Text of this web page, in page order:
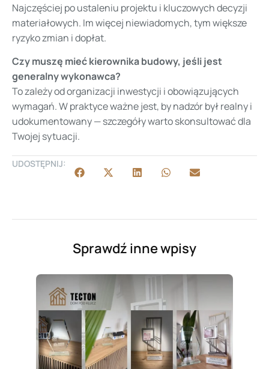
Najczęściej po ustaleniu projektu i kluczowych decyzji
materiałowych. Im więcej niewiadomych, tym większe
ryzyko zmian i dopłat.
Czy muszę mieć kierownika budowy, jeśli jest
generalny wykonawca?
To zależy od organizacji inwestycji i obowiązujących
wymagań. W praktyce ważne jest, by nadzór był realny i
udokumentowany — szczegóły warto skonsultować dla
Twojej sytuacji.
UDOSTĘPNIJ:
Sprawdź inne wpisy